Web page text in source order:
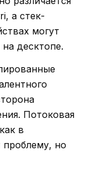
а стек-
могут
десктопе.
Потоковая
в
но